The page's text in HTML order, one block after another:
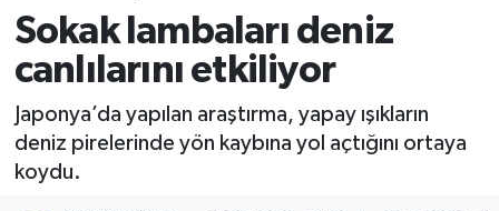
Sokak lambaları deniz
canlılarını etkiliyor
Japonya’da yapılan araştırma, yapay ışıkların
deniz pirelerinde yön kaybına yol açtığını ortaya
koydu.
Bölge
Çavdarhisar
Domaniç
Son Dakika Haberleri
Haber Arşivi